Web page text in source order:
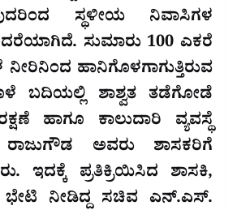
ಸ್ಥಳೀಯ ನಿವಾಸಿಗಳ
ಸುಮಾರು 100 ಎಕರೆ
ಹಾನಿಗೊಳಗಾಗುತ್ತಿರುವ
ಬದಿಯಲ್ಲಿ ಶಾಶ್ವತ ತಡೆಗೋಡೆ
ಹಾಗೂ ಕಾಲುದಾರಿ ವ್ಯವಸ್ಥೆ
ರಾಜುಗೌಡ ಅವರು ಶಾಸಕರಿಗೆ
ಇದಕ್ಕೆ ಪ್ರತಿಕ್ರಿಯಿಸಿದ ಶಾಸಕಿ,
ಭೇಟಿ ನೀಡಿದ್ದ ಸಚಿವ ಎನ್.ಎಸ್.